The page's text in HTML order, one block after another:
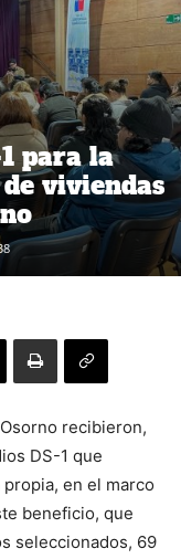
para la
viviendas
recibieron,
DS-1 que
en el marco
beneficio, que
seleccionados, 69